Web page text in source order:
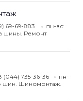
69-69-883
пн-вс:
шины. Ремонт
(044) 735-36-36
пн-
шин. Шиномонтаж.